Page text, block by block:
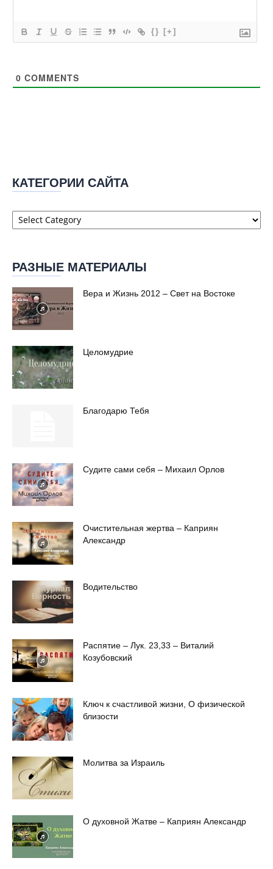
{} [+]
0 COMMENTS
КАТЕГОРИИ САЙТА
Категории
сайта
РАЗНЫЕ МАТЕРИАЛЫ
Вера и Жизнь 2012 – Свет на Востоке
Целомудрие
Благодарю Тебя
Судите сами себя – Михаил Орлов
Очистительная жертва – Каприян
Александр
Водительство
Распятие – Лук. 23,33 – Виталий
Козубовский
Ключ к счастливой жизни, О физической
близости
Молитва за Израиль
О духовной Жатве – Каприян Александр